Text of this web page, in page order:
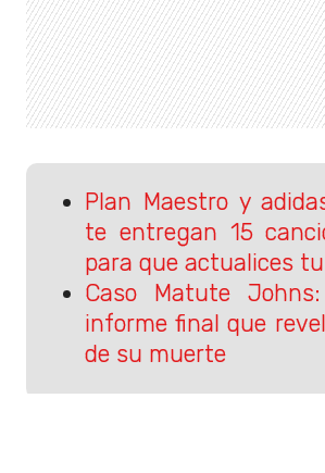
Plan Maestro y
te entregan 15
para que actualices
Caso Matute
informe final que
de su muerte